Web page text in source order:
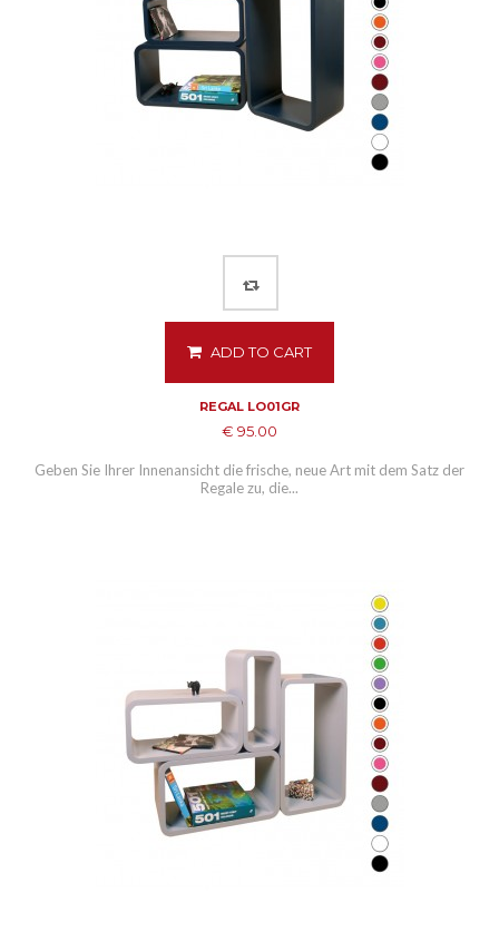
ADD TO CART
REGAL LO01GR
€ 95.00
Geben Sie Ihrer Innenansicht die frische, neue Art mit dem Satz der
Regale zu, die...